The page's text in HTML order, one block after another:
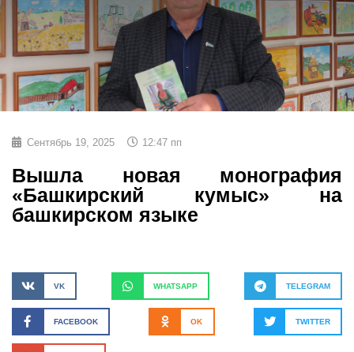
Сентябрь 19, 2025 12:47 пп
Вышла новая монография
«Башкирский кумыс» на
башкирском языке
VK WHATSAPP TELEGRAM
FACEBOOK OK TWITTER